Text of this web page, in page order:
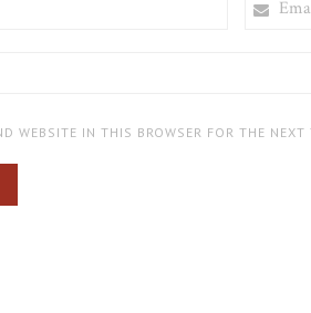
WEBSITE IN THIS BROWSER FOR THE NEXT